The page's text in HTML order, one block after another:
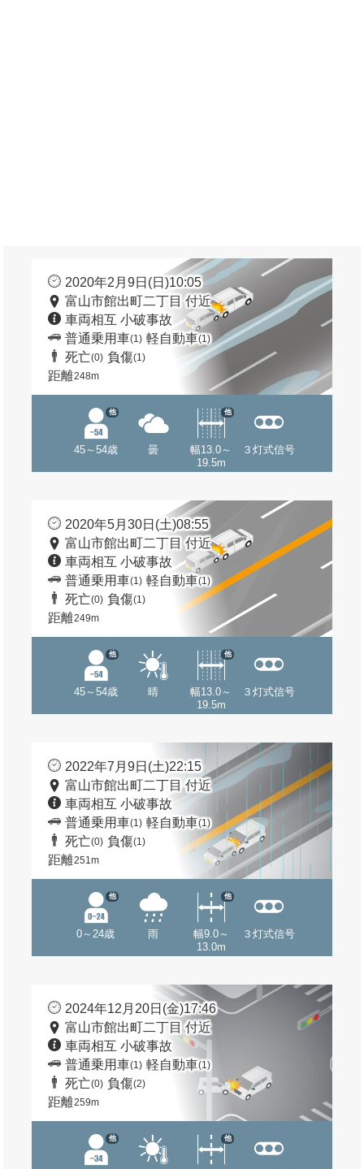
2020年2月9日(日)10:05
富山市館出町二丁目 付近
車両相互 小破事故
普通乗用車(1) 軽自動車(1)
死亡(0) 負傷(1)
距離248m
45～54歳
他
曇
幅13.0～
19.5m
他
３灯式信号
2020年5月30日(土)08:55
富山市館出町二丁目 付近
車両相互 小破事故
普通乗用車(1) 軽自動車(1)
死亡(0) 負傷(1)
距離249m
45～54歳
他
晴
幅13.0～
19.5m
他
３灯式信号
2022年7月9日(土)22:15
富山市館出町二丁目 付近
車両相互 小破事故
普通乗用車(1) 軽自動車(1)
死亡(0) 負傷(1)
距離251m
0～24歳
他
雨
幅9.0～
13.0m
他
３灯式信号
2024年12月20日(金)17:46
富山市館出町二丁目 付近
車両相互 小破事故
普通乗用車(1) 軽自動車(1)
死亡(0) 負傷(2)
距離259m
他 他